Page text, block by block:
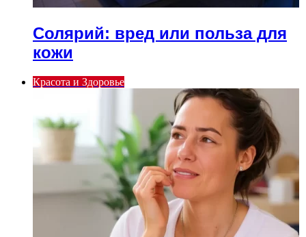
Солярий: вред или польза для
кожи
Красота и Здоровье